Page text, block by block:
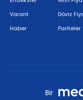
Varant
Haber
Döviz
Pariteler
Bir